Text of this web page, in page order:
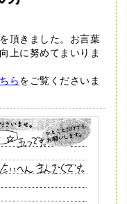
頂きました。 お言葉
上に努めてまいりま
らをご覧くださいま